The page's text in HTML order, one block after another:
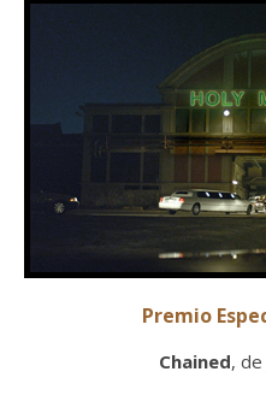
Premio
Chained, de